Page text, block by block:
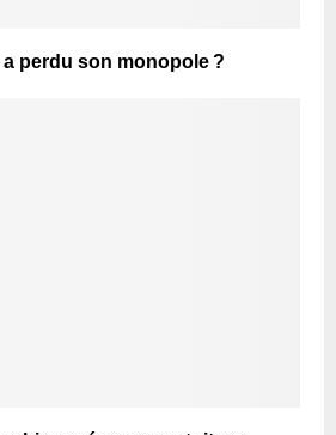
perdu son monopole ?